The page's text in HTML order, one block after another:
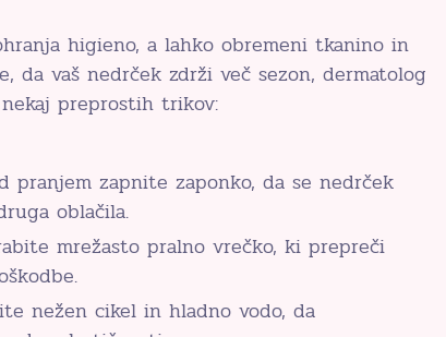
higieno, a lahko obremeni tkanino in
da vaš nedrček zdrži več sezon, dermatolog
preprostih trikov:
pranjem zapnite zaponko, da se nedrček
oblačila.
mrežasto pralno vrečko, ki prepreči
nežen cikel in hladno vodo, da